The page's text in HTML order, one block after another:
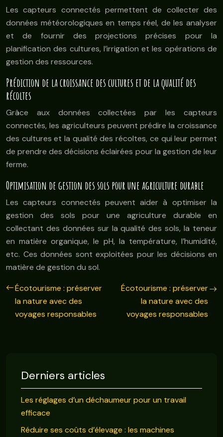
Les capteurs connectés permettent de collecter des
données météorologiques en temps réel, de les analyser
et de fournir des projections précises pour la
planification des cultures, l’irrigation et les opérations de
gestion des ressources.
Prédiction de la croissance des cultures et de la qualité des
récoltes
Grâce aux données collectées par les capteurs
connectés, les agriculteurs peuvent prédire la croissance
des cultures et la qualité des récoltes, ce qui leur permet
de prendre des décisions éclairées pour la gestion de leur
ferme.
Optimisation de gestion des sols pour une agriculture durable
Les capteurs connectés peuvent aider à optimiser la
gestion des sols pour une agriculture durable en
collectant des données sur la qualité des sols, la teneur
en matière organique, le pH, la température, l’humidité,
etc. Ces données sont exploitées pour les décisions en
matière de gestion du sol.
Écotourisme : préserver
la nature avec des
voyages responsables
Écotourisme : préserver
la nature avec des
voyages responsables
Derniers articles
Les réglages d’un déchaumeur pour un travail
efficace
Réduire ses coûts d’élevage : les machines